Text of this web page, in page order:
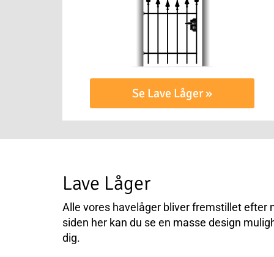
Se Lave Låger »
Lave Låger
Alle vores havelåger bliver fremstillet efter
siden her kan du se en masse design
dig.